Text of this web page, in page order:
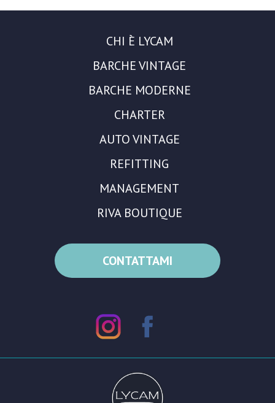
CHI È LYCAM
BARCHE VINTAGE
BARCHE MODERNE
CHARTER
AUTO VINTAGE
REFITTING
MANAGEMENT
RIVA BOUTIQUE
CONTATTAMI